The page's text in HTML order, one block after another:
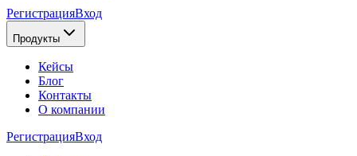
РегистрацияВход
Продукты
Кейсы
Блог
Контакты
О компании
РегистрацияВход